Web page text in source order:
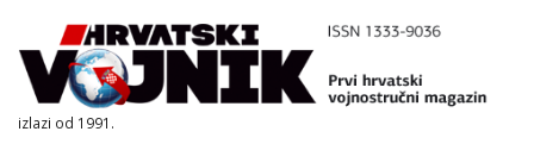
izlazi od 1991.